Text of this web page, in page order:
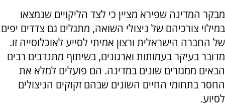
מבקר המדינה שפירא מציין כי לצד הליקויים שנמצאו
במילוי צורכיהם של ניצולי השואה, מתגלים גם צדדים יפים
של החברה הישראלית ורצון אמיתי לסייע לאוכלוסייה זו.
מדובר בעיקר בעמותות וארגונים, בשיתוף מתנדבים רבים
הבאים ממגזרים שונים במדינה. הם פועלים למלא את
החסר בתחומי החיים השונים שבהם זקוקים הניצולים
לסיוע.